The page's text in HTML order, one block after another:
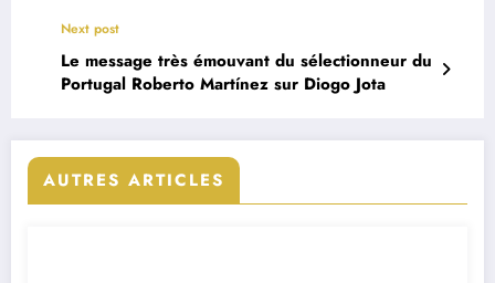
Next post
Le message très émouvant du sélectionneur du
Portugal Roberto Martínez sur Diogo Jota
AUTRES ARTICLES